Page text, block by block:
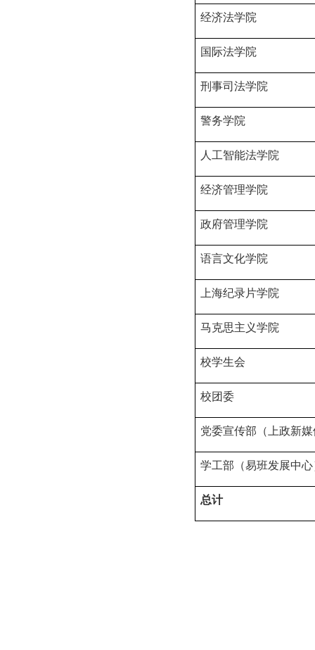
经济法学院
国际法学院
刑事司法学院
警务学院
人工智能法学院
经济管理学院
政府管理学院
语言文化学院
上海纪录片学院
马克思主义学院
校学生会
校团委
党委宣传部（上政新
学工部（易班发展中心
总计